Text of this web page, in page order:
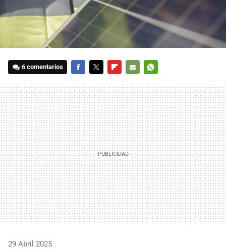
6 comentarios
MAIL
29 Abril 2025